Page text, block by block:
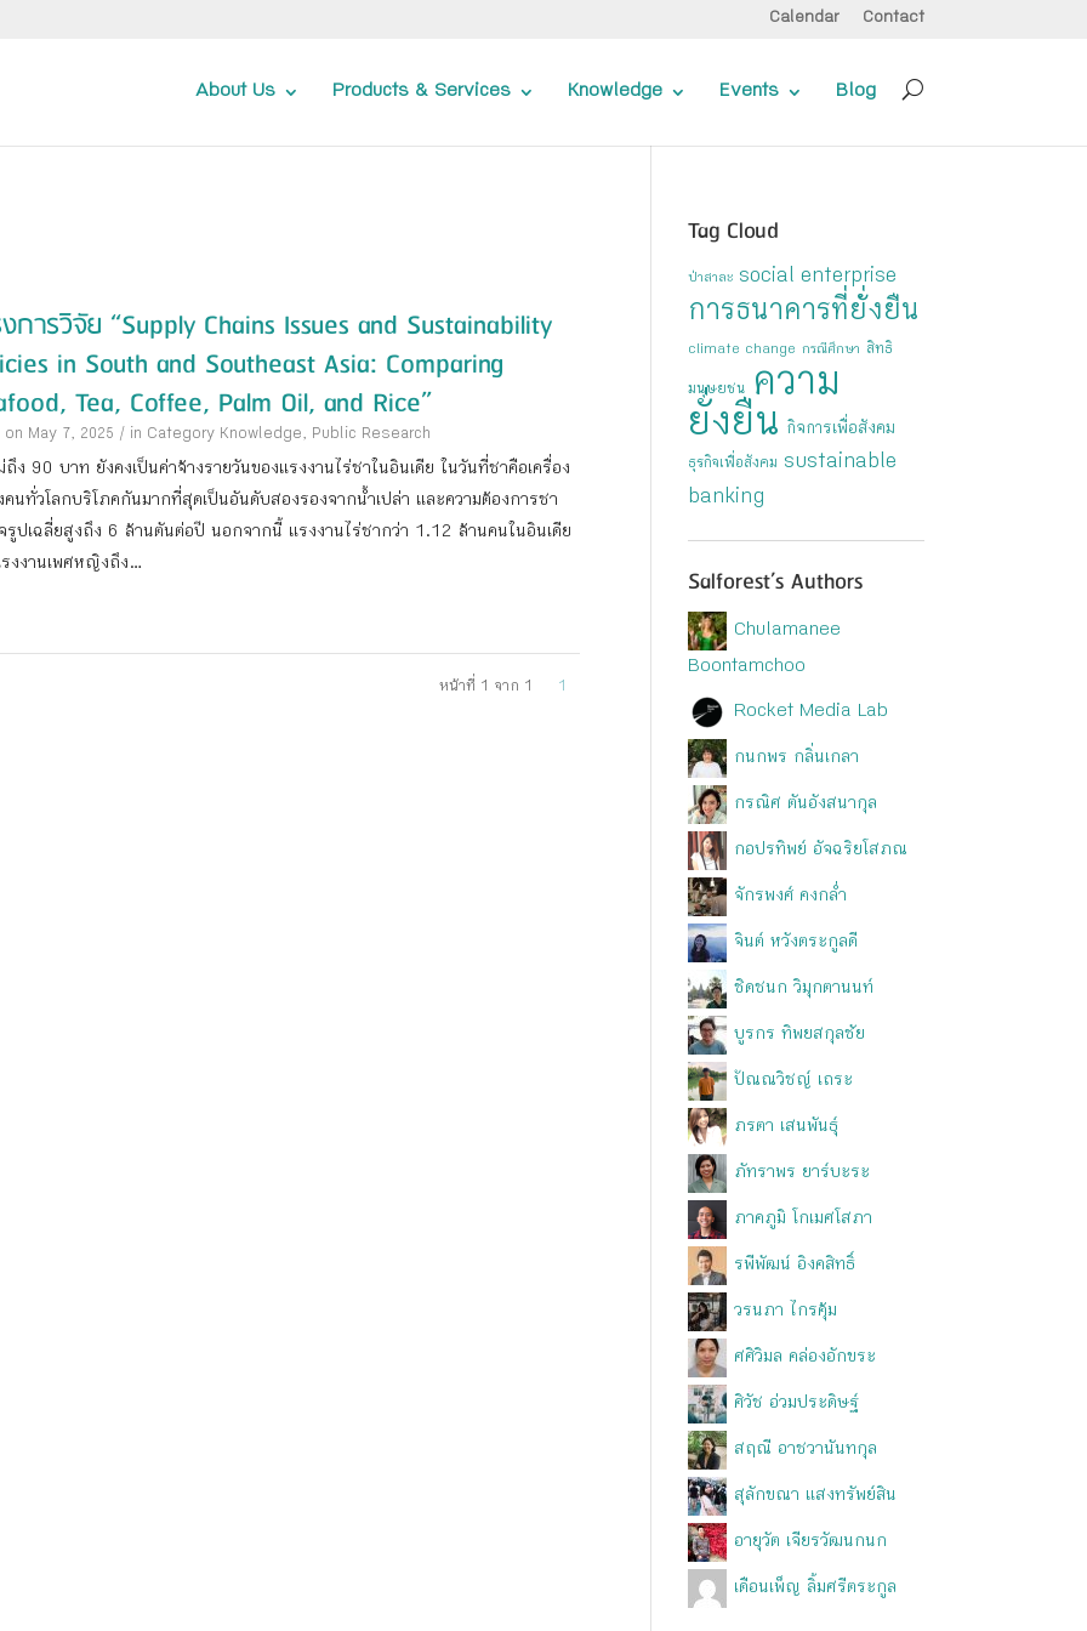
Calendar Contact
About Us Products & Services Knowledge Events Blog
การวิจัย “Supply Chains Issues and Sustainability
in South and Southeast Asia: Comparing
Tea, Coffee, Palm Oil, and Rice”
May 7, 2025 / in Category Knowledge, Public Research
ถึง 90 บาท ยังคงเป็นค่าจ้างรายวันของแรงงานไร่ชาในอินเดีย ในวันที่ชาคือเครื่อง
คนทั่วโลกบริโภคกันมากที่สุดเป็นอันดับสองรองจากน้ำเปล่า และความต้องการชา
จรูปเฉลี่ยสูงถึง 6 ล้านตันต่อปี นอกจากนี้ แรงงานไร่ชากว่า 1.12 ล้านคนในอินเดีย
งงานเพศหญิงถึง...
หน้าที่ 1 จาก 1 1
Tag Cloud
ป่าสาละ social enterprise
การธนาคารที่ยั่งยืน
climate change กรณีศึกษา สิทธิ
มนุษยชน
ความ
ยั่งยืน กิจการเพื่อสังคม
ธุรกิจเพื่อสังคม sustainable
banking
Salforest’s Authors
Chulamanee
Boontamchoo
Rocket Media Lab
กนกพร กลิ่นเกลา
กรณิศ ตันอังสนากุล
กอปรทิพย์ อัจฉริยโสภณ
จักรพงศ์ คงกล่ำ
จินต์ หวังตระกูลดี
ชิดชนก วิมุกตานนท์
บูรกร ทิพยสกุลชัย
ปัณณวิชญ์ เถระ
ภรตา เสนพันธุ์
ภัทราพร ยาร์บะระ
ภาคภูมิ โกเมศโสภา
รพีพัฒน์ อิงคสิทธิ์
วรนภา ไกรคุ้ม
ศศิวิมล คล่องอักขระ
ศิวัช อ่วมประดิษฐ์
สฤณี อาชวานันทกุล
สุลักขณา แสงทรัพย์สิน
อายุวัต เจียรวัฒนกนก
เดือนเพ็ญ ลิ้มศรีตระกูล